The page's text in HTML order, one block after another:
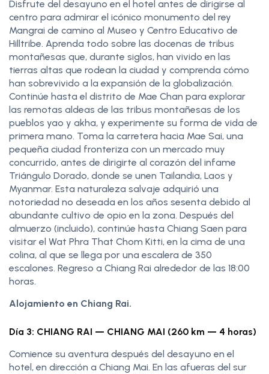
Disfrute del desayuno en el hotel antes de dirigirse al
centro para admirar el icónico monumento del rey
Mangrai de camino al Museo y Centro Educativo de
Hilltribe. Aprenda todo sobre las docenas de tribus
montañesas que, durante siglos, han vivido en las
tierras altas que rodean la ciudad y comprenda cómo
han sobrevivido a la expansión de la globalización.
Continúe hasta el distrito de Mae Chan para explorar
las remotas aldeas de las tribus montañesas de los
pueblos yao y akha, y experimente su forma de vida de
primera mano. Toma la carretera hacia Mae Sai, una
pequeña ciudad fronteriza con un mercado muy
concurrido, antes de dirigirte al corazón del infame
Triángulo Dorado, donde se unen Tailandia, Laos y
Myanmar. Esta naturaleza salvaje adquirió una
notoriedad no deseada en los años sesenta debido al
abundante cultivo de opio en la zona. Después del
almuerzo (incluido), continúe hasta Chiang Saen para
visitar el Wat Phra That Chom Kitti, en la cima de una
colina, al que se llega por una escalera de 350
escalones. Regreso a Chiang Rai alrededor de las 18:00
horas.
Alojamiento en Chiang Rai.
Día 3: CHIANG RAI — CHIANG MAI (260 km — 4 horas)
Comience su aventura después del desayuno en el
hotel, en dirección a Chiang Mai. En las afueras del sur